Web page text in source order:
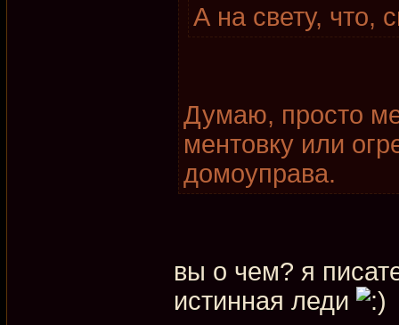
А на свету, что,
Думаю, просто
ментовку или
домоуправа.
вы о чем? я
истинная леди